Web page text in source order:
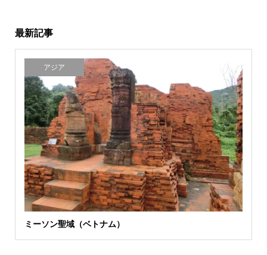
最新記事
アジア
ミーソン聖域（ベトナム）